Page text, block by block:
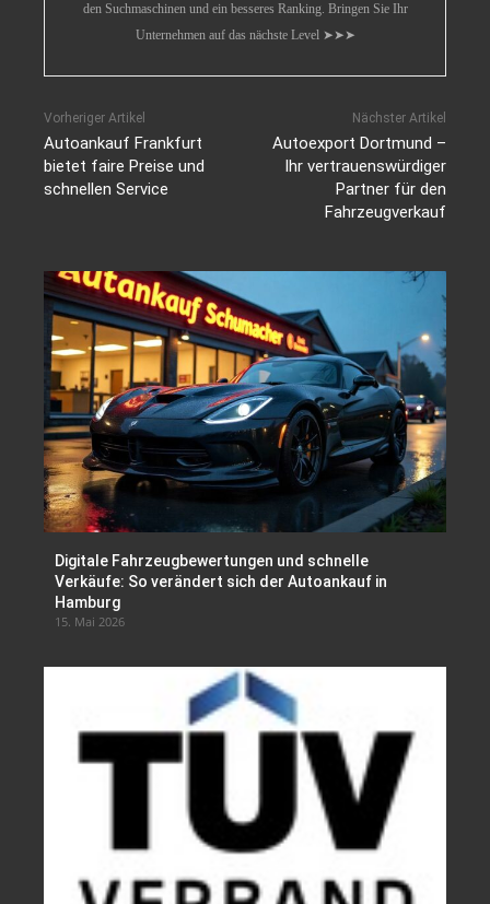
den Suchmaschinen und ein besseres Ranking. Bringen Sie Ihr
Unternehmen auf das nächste Level ➤➤➤
Vorheriger Artikel
Autoankauf Frankfurt
bietet faire Preise und
schnellen Service
Nächster Artikel
Autoexport Dortmund –
Ihr vertrauenswürdiger
Partner für den
Fahrzeugverkauf
Digitale Fahrzeugbewertungen und schnelle
Verkäufe: So verändert sich der Autoankauf in
Hamburg
15. Mai 2026